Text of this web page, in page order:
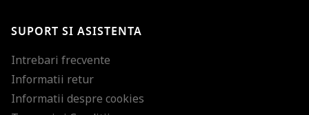
SUPORT SI ASISTENTA
Intrebari frecvente
Informatii retur
Informatii despre cookies